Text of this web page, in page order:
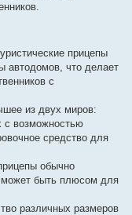
прицепы
автодомов, что делает
с
из двух миров:
с возможностью
средство для
обычно
может быть плюсом для
различных размеров